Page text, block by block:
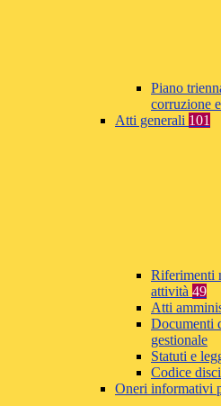
Piano
corruzione
Atti generali 101
Riferimenti
attività 49
Atti
Documenti
gestionale
Statuti e
Codice
Oneri informativi